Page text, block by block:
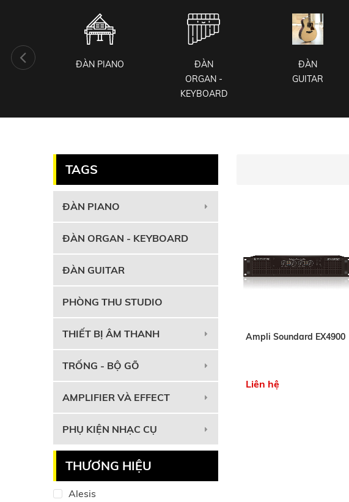
ĐÀN PIANO
ĐÀN
ORGAN -
KEYBOARD
ĐÀN
GUITAR
TAGS
ĐÀN PIANO
ĐÀN ORGAN - KEYBOARD
ĐÀN GUITAR
PHÒNG THU STUDIO
THIẾT BỊ ÂM THANH
TRỐNG - BỘ GÕ
AMPLIFIER VÀ EFFECT
PHỤ KIỆN NHẠC CỤ
THƯƠNG HIỆU
Alesis
Ampli Soundard EX4900
Liên hệ